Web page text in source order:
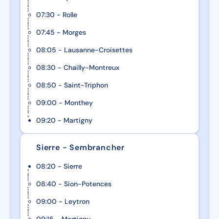
07:30 - Rolle
07:45 - Morges
08:05 - Lausanne-Croisettes
08:30 - Chailly-Montreux
08:50 - Saint-Triphon
09:00 - Monthey
09:20 - Martigny
Sierre - Sembrancher
08:20 - Sierre
08:40 - Sion-Potences
09:00 - Leytron